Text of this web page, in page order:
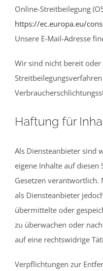
Online-Streitbeilegung
https://ec.europa.eu/
Unsere E-Mail-Adresse
Wir sind nicht bereit
Haftung für
Als Diensteanbieter sind
eigene Inhalte auf diesen
Gesetzen verantwortlich.
als Diensteanbieter
übermittelte oder
zu überwachen oder
auf eine rechtswidrige
Verpflichtungen zur